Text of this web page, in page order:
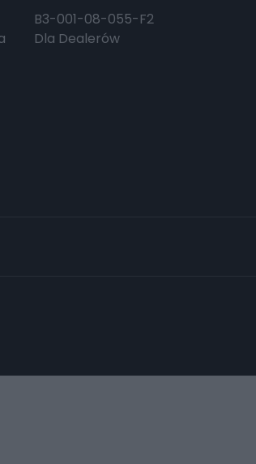
B3-001-08-055-F2
Dla Dealerów